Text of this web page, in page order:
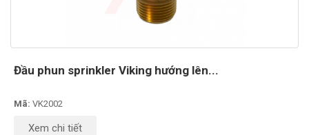
Đầu phun sprinkler Viking hướng lên...
Mã: VK2002
Xem chi tiết